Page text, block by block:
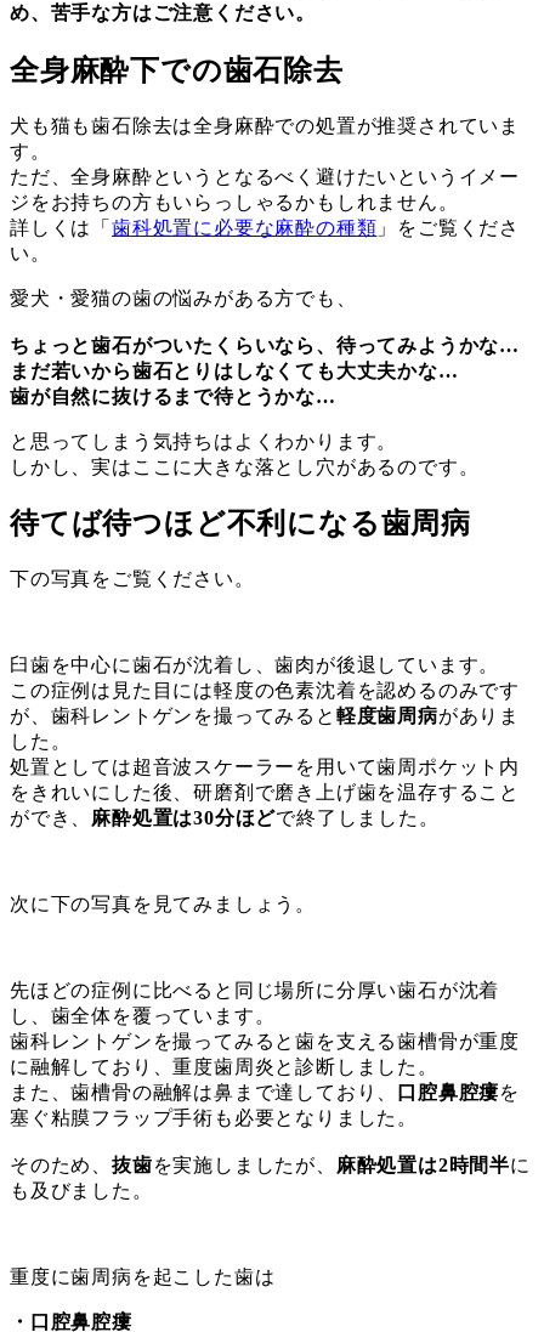
め、苦手な方はご注意ください。
全身麻酔下での歯石除去
犬も猫も歯石除去は全身麻酔での処置が推奨されていま
す。
ただ、全身麻酔というとなるべく避けたいというイメー
ジをお持ちの方もいらっしゃるかもしれません。
詳しくは「 歯科処置に必要な麻酔の種類 」をご覧くださ
い。
愛犬・愛猫の歯の悩みがある方でも、
ちょっと歯石がついたくらいなら、待ってみようかな…
まだ若いから歯石とりはしなくても大丈夫かな…
歯が自然に抜けるまで待とうかな…
と思ってしまう気持ちはよくわかります。
しかし、実はここに大きな落とし穴があるのです。
待てば待つほど不利になる歯周病
下の写真をご覧ください。
臼歯を中心に歯石が沈着し、歯肉が後退しています。
この症例は見た目には軽度の色素沈着を認めるのみです
が、歯科レントゲンを撮ってみると 軽度歯周病がありま
した。
処置としては超音波スケーラーを用いて歯周ポケット内
をきれいにした後、研磨剤で磨き上げ歯を温存すること
ができ、 麻酔処置は30分ほどで終了しました。
次に下の写真を見てみましょう。
先ほどの症例に比べると同じ場所に分厚い歯石が沈着
し、歯全体を覆っています。
歯科レントゲンを撮ってみると歯を支える歯槽骨が重度
に融解しており、重度歯周炎と診断しました。
また、歯槽骨の融解は鼻まで達しており、
口腔鼻腔瘻を
塞ぐ粘膜フラップ手術も必要となりました。
そのため、 抜歯を実施しましたが、 麻酔処置は2時間半に
も及びました。
重度に歯周病を起こした歯は
・口腔鼻腔瘻